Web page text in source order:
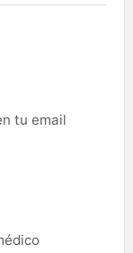
tu email